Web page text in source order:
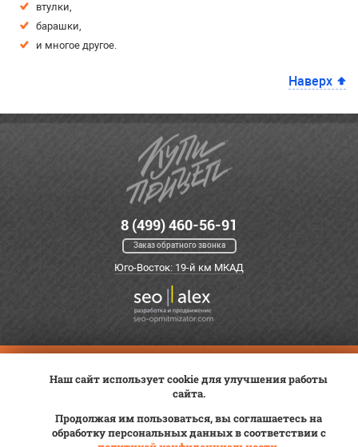
втулки,
барашки,
и многое другое.
Наверх
8 (499) 460-56-91
Заказ обратного звонка
Юго-Восток: 19-й км МКАД
Сервис
Контакты
© 2012—2026 «Купи прицеп»™ ( ООО «Авангард»
Наш сайт использует cookie для улучшения работы
сайта.
Продолжая им пользоваться, вы соглашаетесь на
обработку персональных данных в соответствии с